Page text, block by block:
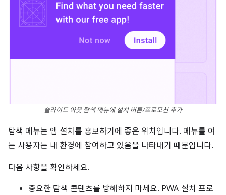
슬라이드 아웃 탐색 메뉴에 설치 버튼/프로모션 추가
탐색 메뉴는 앱 설치를 홍보하기에 좋은 위치입니다. 메뉴를 여
는 사용자는 내 환경에 참여하고 있음을 나타내기 때문입니다.
다음 사항을 확인하세요.
중요한 탐색 콘텐츠를 방해하지 마세요. PWA 설치 프로